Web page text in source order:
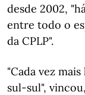
desde 2002,
entre todo o
da CPLP".
"Cada vez
sul-sul",